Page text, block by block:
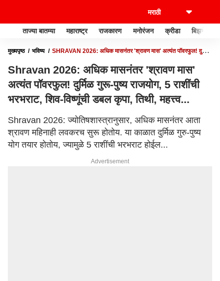
ताज्या बातम्या महाराष्ट्र राजकारण मनोरंजन क्रीडा बिझनेस
मुख्यपृष्ठ भविष्य
SHRAVAN 2026: अधिक मासनंतर 'श्रावण मास' अत्यंत पॉवरफुल! दुर्मिळ
Shravan 2026: अधिक मासनंतर 'श्रावण मास'
अत्यंत पॉवरफुल! दुर्मिळ गुरू-पुष्य राजयोग, 5 राशींची
भरभराट, शिव-विष्णूंची डबल कृपा, तिथी, महत्त्व...
Shravan 2026: ज्योतिषशास्त्रानुसार, अधिक मासनंतर आता
श्रावण महिनाही लवकरच सुरू होतोय. या काळात दुर्मिळ गुरु-पुष्य
योग तयार होतोय, ज्यामुळे 5 राशींची भरभराट होईल...
Advertisement